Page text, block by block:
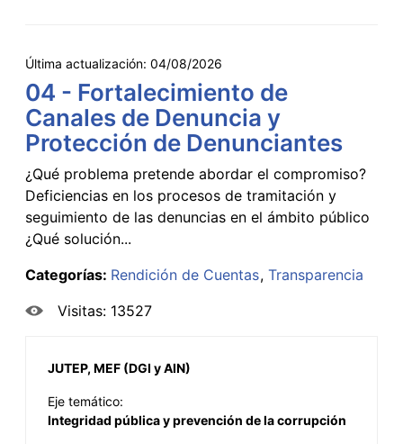
Última actualización: 04/08/2026
04 - Fortalecimiento de
Canales de Denuncia y
Protección de Denunciantes
¿Qué problema pretende abordar el compromiso?
Deficiencias en los procesos de tramitación y
seguimiento de las denuncias en el ámbito público
¿Qué solución...
Categorías: Rendición de Cuentas Transparencia
Visitas: 13527
JUTEP, MEF (DGI y AIN)
Eje temático:
Integridad pública y prevención de la corrupción